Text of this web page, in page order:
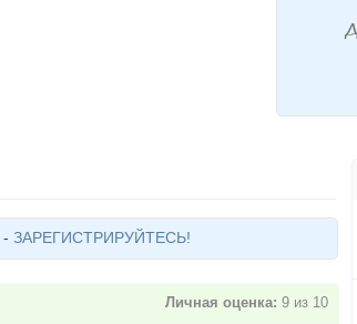
ЗАРЕГИСТРИРУЙТЕСЬ!
Личная оценка: 9 из 10